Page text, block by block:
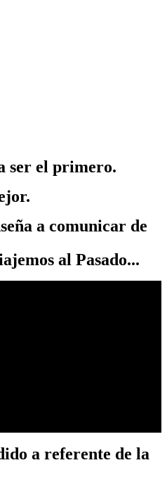
ser el primero.
a comunicar de
al Pasado...
a referente de la